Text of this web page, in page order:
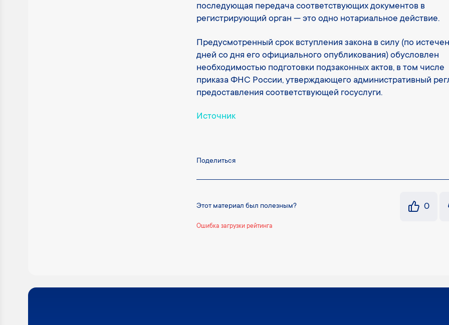
последующая передача соответствующих документов в
регистрирующий орган — это одно нотариальное действие.
Предусмотренный срок вступления закона в силу (по
дней со дня его официального опубликования) обусловлен
необходимостью подготовки подзаконных актов, в том числе
приказа ФНС России, утверждающего административный
предоставления соответствующей госуслуги.
Источник
Поделиться
Этот материал был полезным? 0
Ошибка загрузки рейтинга